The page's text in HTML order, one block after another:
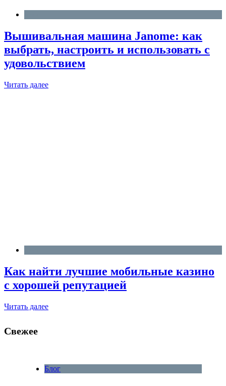
Вышивальная машина Janome: как
выбрать, настроить и использовать с
удовольствием
Читать далее
Как найти лучшие мобильные казино
с хорошей репутацией
Читать далее
Свежее
Блог